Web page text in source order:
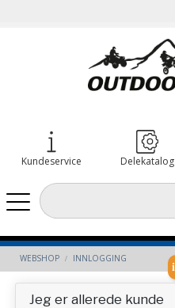
Kundeservice Delekatalog
WEBSHOP INNLOGGING
Jeg er allerede kunde